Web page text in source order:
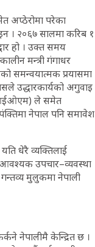
अप्ठेरोमा परेका
। २०६७ सालमा करिब १
हो । उक्त समय
मन्त्री गंगाधर
समन्वयात्मक प्रयासमा
उद्धारकार्यको अगुवाइ
(आईओएम) ले समेत
नेपाल पनि समावेश
धेरै व्यक्तिलाई
आवश्यक उपचार–व्यवस्था
मुलुकमा नेपाली
नेपालीमै केन्द्रित छ ।